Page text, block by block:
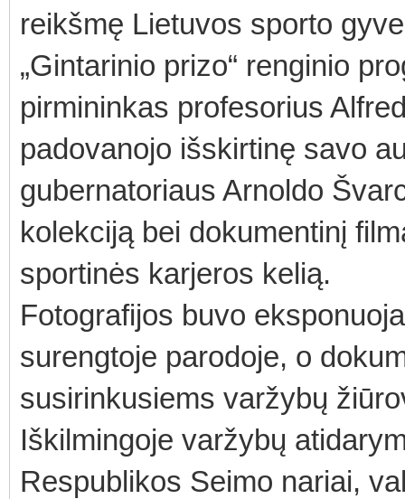
reikšmę Lietuvos sporto
„Gintarinio prizo“ renginio
pirmininkas profesorius
padovanojo išskirtinę savo
gubernatoriaus Arnoldo
kolekciją bei dokumentinį
sportinės karjeros kelią.
Fotografijos buvo
surengtoje parodoje, o
susirinkusiems varžybų
Iškilmingoje varžybų
Respublikos Seimo nariai,